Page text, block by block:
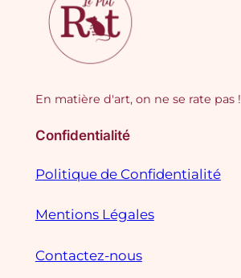
En matière d'art, on ne se rate pas !
Confidentialité
Politique de Confidentialité
Mentions Légales
Contactez-nous